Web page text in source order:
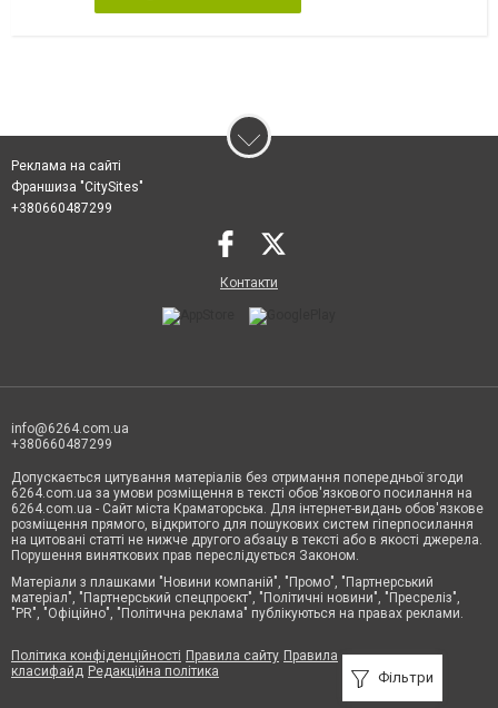
Фільтри
Реклама на сайті
Франшиза "CitySites"
+380660487299
Контакти
info@6264.com.ua
+380660487299
Допускається цитування матеріалів без отримання попередньої згоди
6264.com.ua за умови розміщення в тексті обов'язкового посилання на
6264.com.ua - Сайт міста Краматорська. Для інтернет-видань обов'язкове
розміщення прямого, відкритого для пошукових систем гіперпосилання
на цитовані статті не нижче другого абзацу в тексті або в якості джерела.
Порушення виняткових прав переслідується Законом.
Матеріали з плашками "Новини компаній", "Промо", "Партнерський
матеріал", "Партнерський спецпроєкт", "Політичні новини", "Пресреліз",
"PR", "Офіційно", "Політична реклама" публікуються на правах реклами.
Політика конфіденційності Правила сайту Правила
класифайд Редакційна політика